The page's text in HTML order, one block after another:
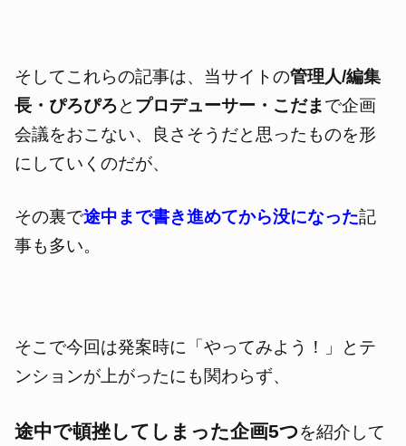
そしてこれらの記事は、当サイトの管理人/編集
長・ぴろぴろと プロデューサー・こだまで企画
会議をおこない、良さそうだと思ったものを形
にしていくのだが、
その裏で途中まで書き進めてから没になった記
事も多い。
そこで今回は発案時に「やってみよう！」とテ
ンションが上がったにも関わらず、
途中で頓挫してしまった企画5つを紹介して